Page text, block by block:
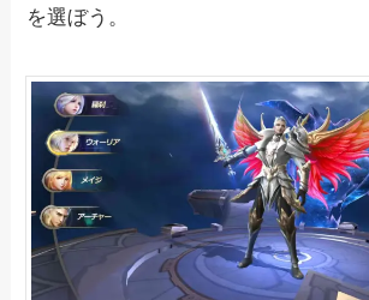
を選ぼう。